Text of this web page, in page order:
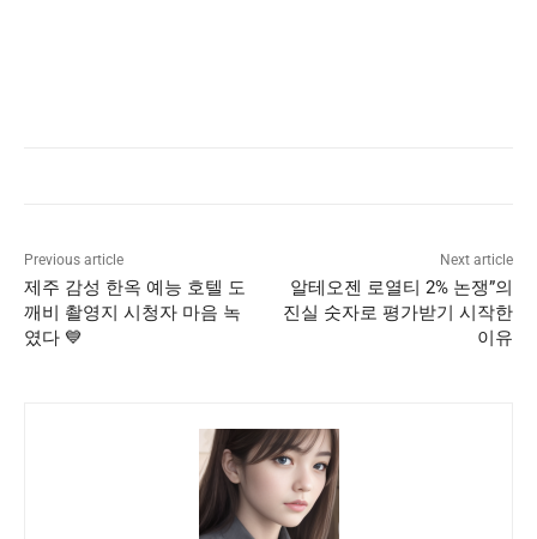
Previous article
제주 감성 한옥 예능 호텔 도
깨비 촬영지 시청자 마음 녹
였다 💙
Next article
알테오젠 로열티 2% 논쟁”의
진실 숫자로 평가받기 시작한
이유